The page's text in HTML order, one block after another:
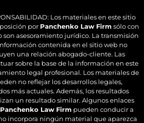
Los materiales en este sitio
por Panchenko Law Firm sólo con
son asesoramiento jurídico. La transmisión
contenida en el sitio web no
una relación abogado-cliente. Las
sobre la base de la información en este
legal profesional. Los materiales de
no reflejar los desarrollos legales,
más actuales. Además, los resultados
un resultado similar. Algunos enlaces
Panchenko Law Firm pueden conducir a
incorpora ningún material que aparezca